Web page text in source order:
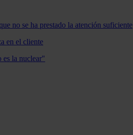
no se ha prestado la atención suficiente
en el cliente
es la nuclear"